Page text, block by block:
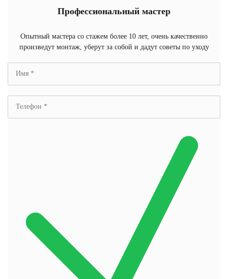
Профессиональный мастер
Опытный мастера со стажем более 10 лет, очень качественно
произведут монтаж, уберут за собой и дадут советы по уходу